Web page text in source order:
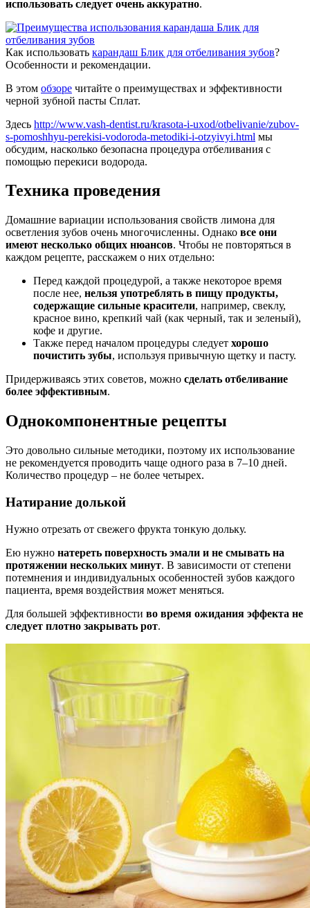
использовать следует очень аккуратно.
Как использовать карандаш Блик для отбеливания зубов?
Особенности и рекомендации.
В этом обзоре читайте о преимуществах и эффективности
черной зубной пасты Сплат.
Здесь http://www.vash-dentist.ru/krasota-i-uxod/otbelivanie/zubov-
s-pomoshhyu-perekisi-vodoroda-metodiki-i-otzyivyi.html мы
обсудим, насколько безопасна процедура отбеливания с
помощью перекиси водорода.
Техника проведения
Домашние вариации использования свойств лимона для
осветления зубов очень многочисленны. Однако все они
имеют несколько общих нюансов. Чтобы не повторяться в
каждом рецепте, расскажем о них отдельно:
Перед каждой процедурой, а также некоторое время
после нее, нельзя употреблять в пищу продукты,
содержащие сильные красители, например, свеклу,
красное вино, крепкий чай (как черный, так и зеленый),
кофе и другие.
Также перед началом процедуры следует хорошо
почистить зубы, используя привычную щетку и пасту.
Придерживаясь этих советов, можно сделать отбеливание
более эффективным.
Однокомпонентные рецепты
Это довольно сильные методики, поэтому их использование
не рекомендуется проводить чаще одного раза в 7–10 дней.
Количество процедур – не более четырех.
Натирание долькой
Нужно отрезать от свежего фрукта тонкую дольку.
Ею нужно натереть поверхность эмали и не смывать на
протяжении нескольких минут. В зависимости от степени
потемнения и индивидуальных особенностей зубов каждого
пациента, время воздействия может меняться.
Для большей эффективности во время ожидания эффекта не
следует плотно закрывать рот.